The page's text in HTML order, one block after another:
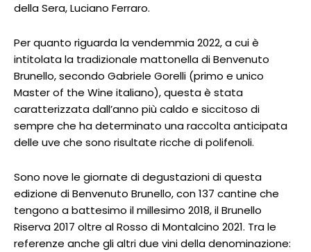
della Sera, Luciano Ferraro.
Per quanto riguarda la vendemmia 2022, a cui è
intitolata la tradizionale mattonella di Benvenuto
Brunello, secondo Gabriele Gorelli (primo e unico
Master of the Wine italiano), questa è stata
caratterizzata dall’anno più caldo e siccitoso di
sempre che ha determinato una raccolta anticipata
delle uve che sono risultate ricche di polifenoli.
Sono nove le giornate di degustazioni di questa
edizione di Benvenuto Brunello, con 137 cantine che
tengono a battesimo il millesimo 2018, il Brunello
Riserva 2017 oltre al Rosso di Montalcino 2021. Tra le
referenze anche gli altri due vini della denominazione: